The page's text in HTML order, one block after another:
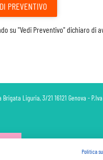
PREVENTIVO
su "Vedi Preventivo" dichiaro di
Liguria, 3/21 16121 Genova -
Politica